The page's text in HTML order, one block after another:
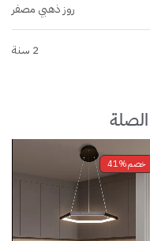
روز ذهبي مصفر
2 سنة
خصم41%